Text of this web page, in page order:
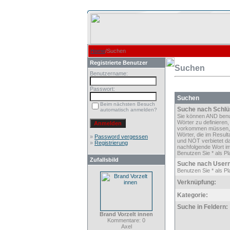
Home/Suchen
Registrierte Benutzer
Benutzername:
Passwort:
Beim nächsten Besuch
automatisch anmelden?
» Password vergessen
» Registrierung
Zufallsbild
Brand Vorzelt innen
Kommentare: 0
Axel
Suchen
Suchen
Suche nach
Sie können AND
Wörter zu definieren,
vorkommen
Wörter, die im
und NOT verbietet
nachfolgende Wort
Benutzen Sie * als
Suche nach
Benutzen Sie * als
Verknüpfung:
Kategorie:
Suche in Feldern: